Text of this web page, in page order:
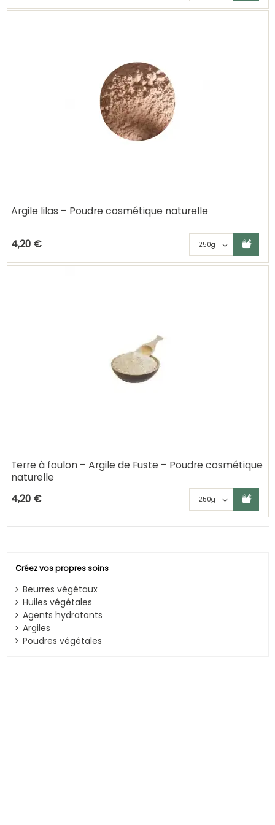
Argile lilas – Poudre cosmétique naturelle
4,20 € Ajouter au panier
Terre à foulon – Argile de Fuste – Poudre cosmétique
naturelle
4,20 €
Ajouter au panier
Créez vos propres soins
Beurres végétaux
Huiles végétales
Agents hydratants
Argiles
Poudres végétales